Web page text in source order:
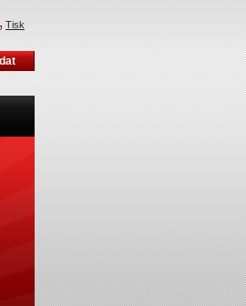
Tisk